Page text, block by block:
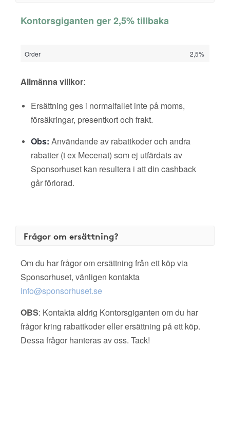
Kontorsgiganten ger 2,5% tillbaka
Order 2,5%
Allmänna villkor:
Ersättning ges i normalfallet inte på moms,
försäkringar, presentkort och frakt.
Obs: Användande av rabattkoder och andra
rabatter (t ex Mecenat) som ej utfärdats av
Sponsorhuset kan resultera i att din cashback
går förlorad.
Frågor om ersättning?
Om du har frågor om ersättning från ett köp via
Sponsorhuset, vänligen kontakta
info@sponsorhuset.se
OBS: Kontakta aldrig Kontorsgiganten om du har
frågor kring rabattkoder eller ersättning på ett köp.
Dessa frågor hanteras av oss. Tack!